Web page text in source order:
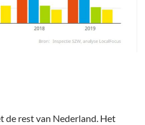
de rest van Nederland. Het